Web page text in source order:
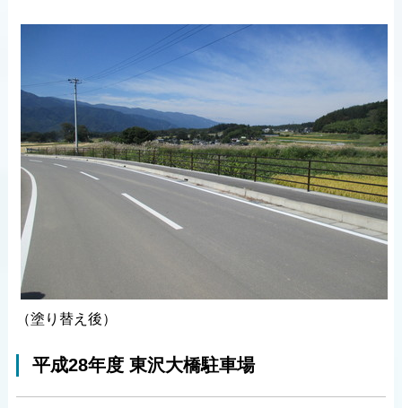
（塗り替え後）
平成28年度 東沢大橋駐車場